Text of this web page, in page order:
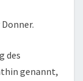
des
genannt,